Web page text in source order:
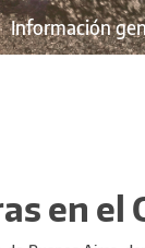
Información
en el